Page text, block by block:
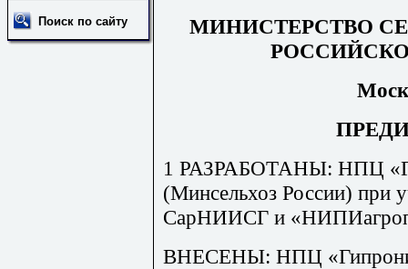
Поиск по сайту
МИНИСТЕРСТВО
1 РАЗРАБОТАНЫ: НПЦ
(Минсельхоз России)
СарНИИСГ и
ВНЕСЕНЫ: НПЦ